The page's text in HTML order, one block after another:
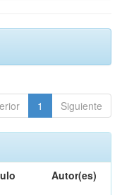
1 Siguiente
Autor(es)